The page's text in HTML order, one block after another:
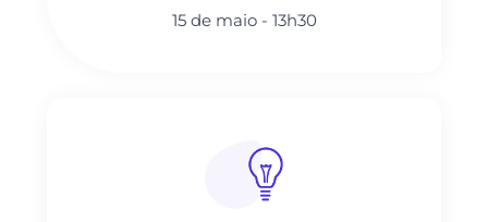
15 de maio - 13h30